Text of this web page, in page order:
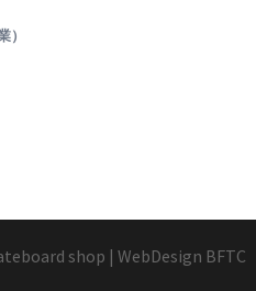
shop | WebDesign BFTC